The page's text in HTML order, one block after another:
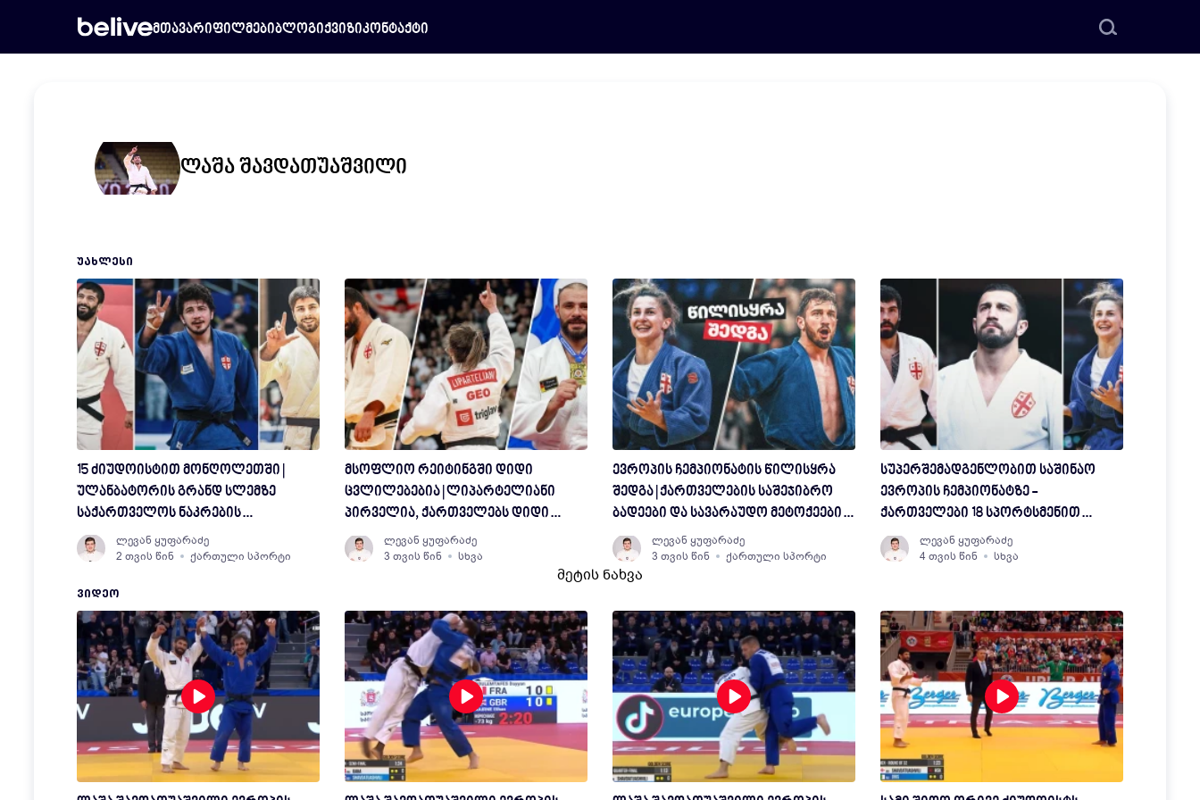
მთავარიფილმებიბლოგიქვიზიკონტაქტი
ლაშა შავდათუაშვილი
ᲣᲐᲮᲚᲔᲡᲘ
15 ძიუდოისტით მონღოლეთში |
ულანბატორის გრანდ სლემზე
საქართველოს ნაკრების
შემადგენლობა ცნობილია
ლევან ყუფარაძე
2 თვის წინ
ქართული სპორტი
მსოფლიო რეიტინგში დიდი
ცვლილებებია | ლიპარტელიანი
პირველია, ქართველებს დიდი
წინსვლა აქვთ
ლევან ყუფარაძე
3 თვის წინ
სხვა
ევროპის ჩემპიონატის წილისყრა
შედგა | ქართველების საშეჯიბრო
ბადეები და სავარაუდო მეტოქეები
ცნობილიალევან ყუფარაძე
3 თვის წინ
ქართული სპორტი
სუპერშემადგენლობით საშინაო
ევროპის ჩემპიონატზე -
ქართველები 18 სპორტსმენით
წარდგებიან
ლევან ყუფარაძე
4 თვის წინ
სხვა
მეტის ნახვა
ᲕᲘᲓᲔᲝ